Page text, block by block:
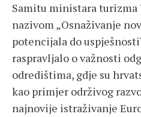
Samitu ministara turizma
nazivom „Osnaživanje
potencijala do
raspravljalo o važnosti
odredištima, gdje su
kao primjer održivog
najnovije istraživanje